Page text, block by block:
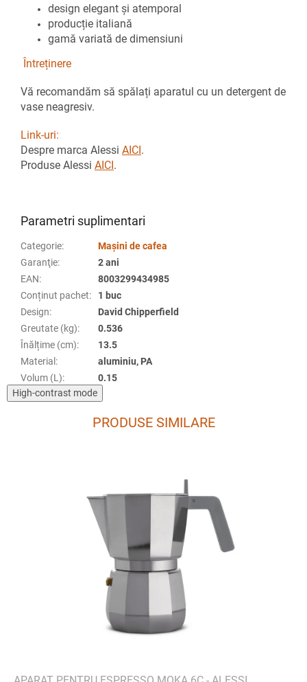
design elegant și atemporal
producție italiană
gamă variată de dimensiuni
Întreținere
Vă recomandăm să spălați aparatul cu un detergent de
vase neagresiv.
Link-uri:
Despre marca Alessi AICI.
Produse Alessi AICI.
Parametri suplimentari
Categorie:
Mașini de cafea
Garanţie:
2 ani
EAN:
8003299434985
Conținut pachet:
1 buc
Design:
David Chipperfield
Greutate (kg):
0.536
Înălțime (cm):
13.5
Material :
aluminiu, PA
Volum (L):
0.15
High-contrast mode
PRODUSE SIMILARE